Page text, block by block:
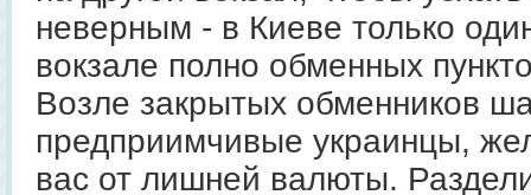
неверным - в Киеве только
вокзале полно обменных
Возле закрытых обменников
предприимчивые украинцы,
вас от лишней валюты.